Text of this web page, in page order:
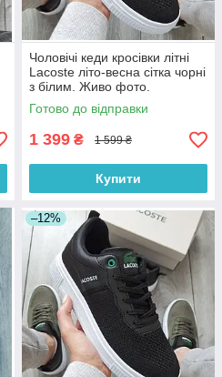
Чоловічі кеди кросівки літні
Lacoste літо-весна сітка чорні
з білим. Живо фото.
Туреччина
Готово до відправки
1 399 ₴ 1 599 ₴
Купити
–12%